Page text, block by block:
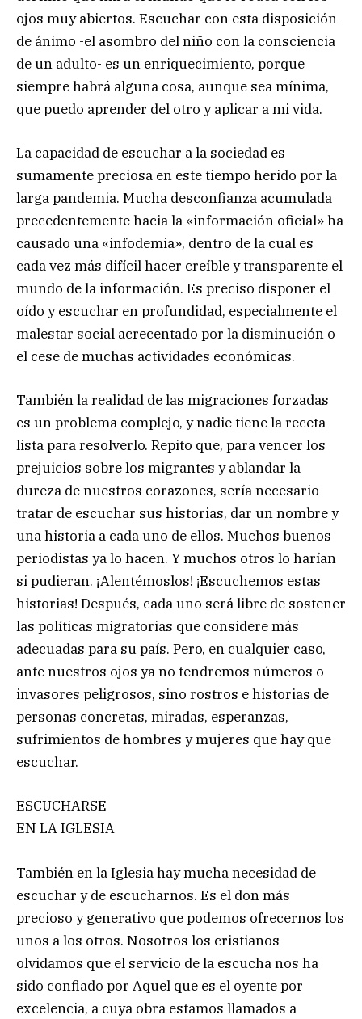
ojos muy abiertos. Escuchar con esta disposición
de ánimo -el asombro del niño con la consciencia
de un adulto- es un enriquecimiento, porque
siempre habrá alguna cosa, aunque sea mínima,
que puedo aprender del otro y aplicar a mi vida.
La capacidad de escuchar a la sociedad es
sumamente preciosa en este tiempo herido por la
larga pandemia. Mucha desconfianza acumulada
precedentemente hacia la «información oficial» ha
causado una «infodemia», dentro de la cual es
cada vez más difícil hacer creíble y transparente el
mundo de la información. Es preciso disponer el
oído y escuchar en profundidad, especialmente el
malestar social acrecentado por la disminución o
el cese de muchas actividades económicas.
También la realidad de las migraciones forzadas
es un problema complejo, y nadie tiene la receta
lista para resolverlo. Repito que, para vencer los
prejuicios sobre los migrantes y ablandar la
dureza de nuestros corazones, sería necesario
tratar de escuchar sus historias, dar un nombre y
una historia a cada uno de ellos. Muchos buenos
periodistas ya lo hacen. Y muchos otros lo harían
si pudieran. ¡Alentémoslos! ¡Escuchemos estas
historias! Después, cada uno será libre de sostener
las políticas migratorias que considere más
adecuadas para su país. Pero, en cualquier caso,
ante nuestros ojos ya no tendremos números o
invasores peligrosos, sino rostros e historias de
personas concretas, miradas, esperanzas,
sufrimientos de hombres y mujeres que hay que
escuchar.
ESCUCHARSE
EN LA IGLESIA
También en la Iglesia hay mucha necesidad de
escuchar y de escucharnos. Es el don más
precioso y generativo que podemos ofrecernos los
unos a los otros. Nosotros los cristianos
olvidamos que el servicio de la escucha nos ha
sido confiado por Aquel que es el oyente por
excelencia, a cuya obra estamos llamados a